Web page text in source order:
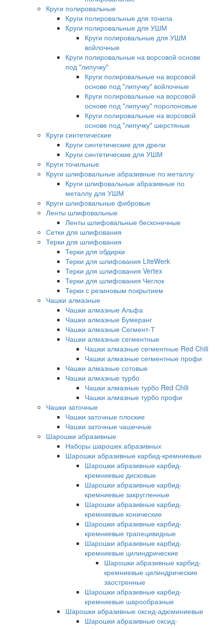
Круги полировальные
Круги полировальные для точила
Круги полировальные для УШМ
Круги полировальные для УШМ
войлочные
Круги полировальные на ворсовой основе
под "липучку"
Круги полировальные на ворсовой
основе под "липучку" войлочные
Круги полировальные на ворсовой
основе под "липучку" поролоновые
Круги полировальные на ворсовой
основе под "липучку" шерстяные
Круги синтетические
Круги синтетические для дрели
Круги синтетические для УШМ
Круги точильные
Круги шлифовальные абразивные по металлу
Круги шлифовальные абразивные по
металлу для УШМ
Круги шлифовальные фибровые
Ленты шлифовальные
Ленты шлифовальные бесконечные
Сетки для шлифования
Терки для шлифования
Терки для обдирки
Терки для шлифования LiteWerk
Терки для шлифования Vertex
Терки для шлифования Чеглок
Терки с резиновым покрытием
Чашки алмазные
Чашки алмазные Альфа
Чашки алмазные Бумеранг
Чашки алмазные Сегмент-Т
Чашки алмазные сегментные
Чашки алмазные сегментные Red Chili
Чашки алмазные сегментные профи
Чашки алмазные сотовые
Чашки алмазные турбо
Чашки алмазные турбо Red Chili
Чашки алмазные турбо профи
Чашки заточные
Чашки заточные плоские
Чашки заточные чашечные
Шарошки абразивные
Наборы шарошек абразивных
Шарошки абразивные карбид-кремниевые
Шарошки абразивные карбид-
кремниевые дисковые
Шарошки абразивные карбид-
кремниевые закругленные
Шарошки абразивные карбид-
кремниевые конические
Шарошки абразивные карбид-
кремниевые трапецивидные
Шарошки абразивные карбид-
кремниевые цилиндрические
Шарошки абразивные карбид-
кремниевые цилиндрические
заостренные
Шарошки абразивные карбид-
кремниевые шарообразные
Шарошки абразивные оксид-адюминиевые
Шарошки абразивные оксид-